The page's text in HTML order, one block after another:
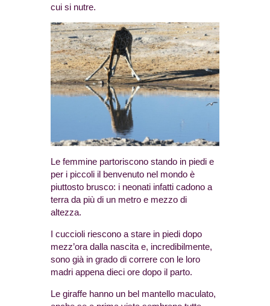
cui si nutre.
Le femmine partoriscono stando in piedi e
per i piccoli il benvenuto nel mondo è
piuttosto brusco: i neonati infatti cadono a
terra da più di un metro e mezzo di
altezza.
I cuccioli riescono a stare in piedi dopo
mezz’ora dalla nascita e, incredibilmente,
sono già in grado di correre con le loro
madri appena dieci ore dopo il parto.
Le giraffe hanno un bel mantello maculato,